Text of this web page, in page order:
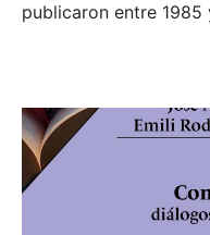
publicaron entre 1985